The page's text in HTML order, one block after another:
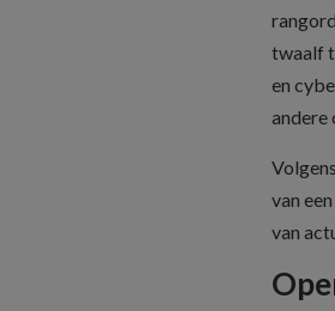
twaalf
en
andere
van
van